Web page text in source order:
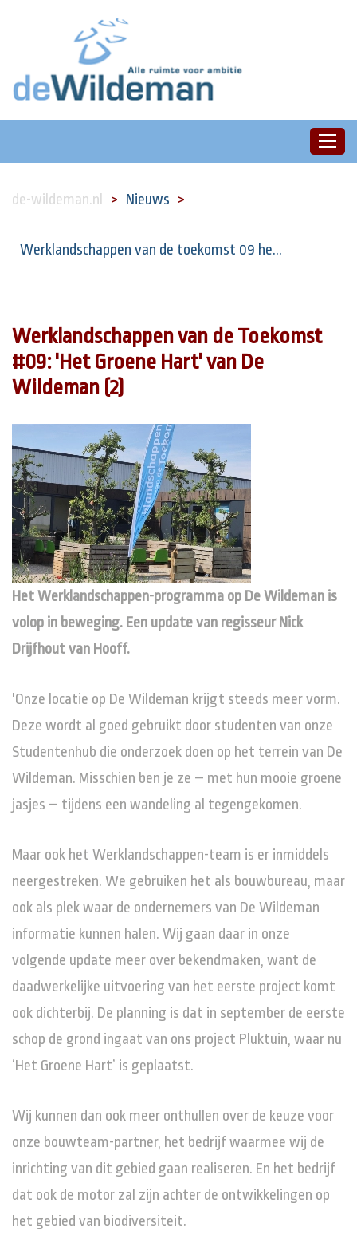
de-wildeman.nl Nieuws
Werklandschappen van de toekomst 09 he...
Werklandschappen van de Toekomst
#09: 'Het Groene Hart' van De
Wildeman (2)
Het Werklandschappen-programma op De Wildeman is
volop in beweging. Een update van regisseur Nick
Drijfhout van Hooff.
'Onze locatie op De Wildeman krijgt steeds meer vorm.
Deze wordt al goed gebruikt door studenten van onze
Studentenhub die onderzoek doen op het terrein van De
Wildeman. Misschien ben je ze – met hun mooie groene
jasjes – tijdens een wandeling al tegengekomen.
Maar ook het Werklandschappen-team is er inmiddels
neergestreken. We gebruiken het als bouwbureau, maar
ook als plek waar de ondernemers van De Wildeman
informatie kunnen halen. Wij gaan daar in onze
volgende update meer over bekendmaken, want de
daadwerkelijke uitvoering van het eerste project komt
ook dichterbij. De planning is dat in september de eerste
schop de grond ingaat van ons project Pluktuin, waar nu
‘Het Groene Hart’ is geplaatst.
Wij kunnen dan ook meer onthullen over de keuze voor
onze bouwteam-partner, het bedrijf waarmee wij de
inrichting van dit gebied gaan realiseren. En het bedrijf
dat ook de motor zal zijn achter de ontwikkelingen op
het gebied van biodiversiteit.